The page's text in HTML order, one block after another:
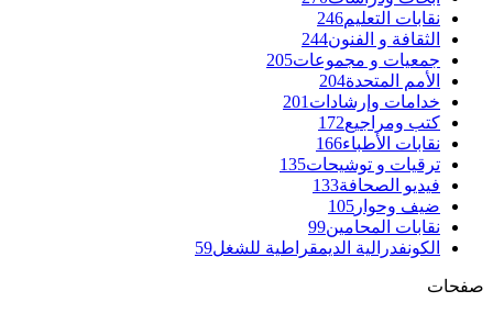
نقابات التعليم246
الثقافة و الفنون244
جمعيات و مجموعات205
الأمم المتحدة204
خدامات وإرشادات 201
كتب ومراجيع172
نقابات الأطباء166
ترقيات و توشيحات135
فيديو الصحافة133
ضيف وحوار 105
نقابات المحامين99
الكونفدرالية الديمقراطية للشغل59
صفحات